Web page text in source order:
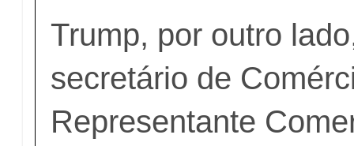
Trump, por outro
secretário de
Representante